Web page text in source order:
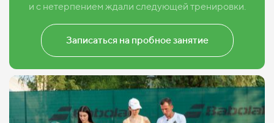
и с нетерпением ждали следующей тренировки.
Записаться на пробное занятие